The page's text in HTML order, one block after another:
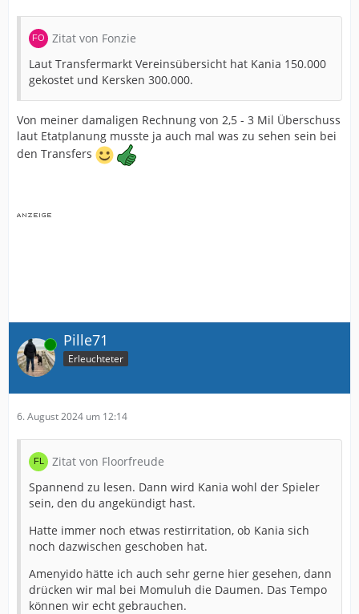
Zitat von Fonzie
Laut Transfermarkt Vereinsübersicht hat Kania 150.000
gekostet und Kersken 300.000.
Von meiner damaligen Rechnung von 2,5 - 3 Mil Überschuss
laut Etatplanung musste ja auch mal was zu sehen sein bei
den Transfers
Online Pille71
Erleuchteter
6. August 2024 um 12:14
Zitat von Floorfreude
Spannend zu lesen. Dann wird Kania wohl der Spieler
sein, den du angekündigt hast.
Hatte immer noch etwas restirritation, ob Kania sich
noch dazwischen geschoben hat.
Amenyido hätte ich auch sehr gerne hier gesehen, dann
drücken wir mal bei Momuluh die Daumen. Das Tempo
können wir echt gebrauchen.